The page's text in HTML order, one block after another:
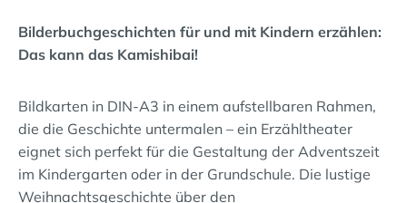
Bilderbuchgeschichten für und mit Kindern erzählen:
Das kann das Kamishibai!
Bildkarten in DIN-A3 in einem aufstellbaren Rahmen,
die die Geschichte untermalen – ein Erzähltheater
eignet sich perfekt für die Gestaltung der Adventszeit
im Kindergarten oder in der Grundschule. Die lustige
Weihnachtsgeschichte über den